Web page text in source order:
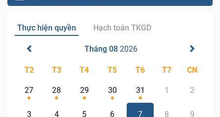
Thực hiện quyền Hạch toán TKGD
Tháng 08 2026
T2 T3 T4 T5 T6 T7 CN
27 28 29 30 31 1 2
3 4 5 6 7 8 9